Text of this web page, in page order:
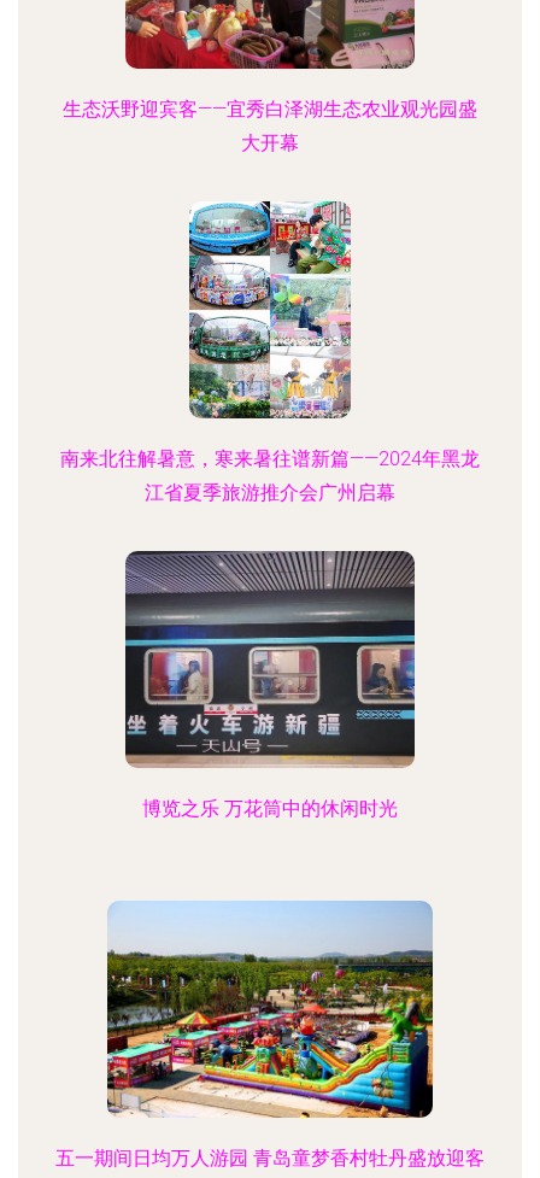
生态沃野迎宾客——宜秀白泽湖生态农业观光园盛
大开幕
南来北往解暑意，寒来暑往谱新篇——2024年黑龙
江省夏季旅游推介会广州启幕
博览之乐 万花筒中的休闲时光
五一期间日均万人游园 青岛童梦香村牡丹盛放迎客